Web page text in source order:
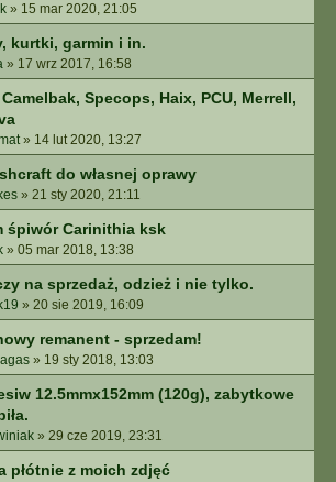
» 15 mar 2020, 21:05
kurtki, garmin i in.
» 17 wrz 2017, 16:58
Specops, Haix, PCU, Merrell,
» 14 lut 2020, 13:27
do własnej oprawy
» 21 sty 2020, 21:11
śpiwór Carinithia ksk
» 05 mar 2018, 13:38
na sprzedaż, odzież i nie tylko.
» 20 sie 2019, 16:09
remanent - sprzedam!
» 19 sty 2018, 13:03
12.5mmx152mm (120g), zabytkowe
» 29 cze 2019, 23:31
płótnie z moich zdjęć